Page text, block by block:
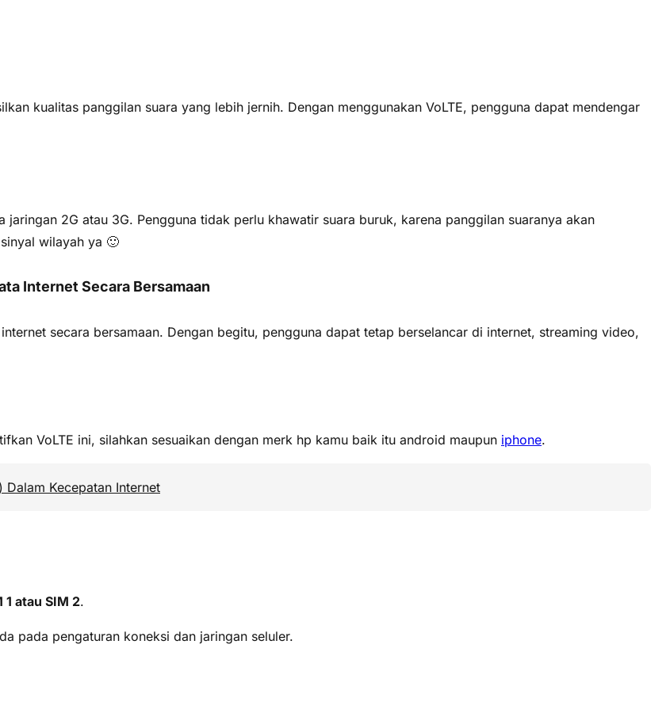
kualitas panggilan suara yang lebih jernih. Dengan menggunakan VoLTE, pengguna dapat mendengar
jaringan 2G atau 3G. Pengguna tidak perlu khawatir suara buruk, karena panggilan suaranya akan
wilayah ya 🙂
Internet Secara Bersamaan
secara bersamaan. Dengan begitu, pengguna dapat tetap berselancar di internet, streaming video,
VoLTE ini, silahkan sesuaikan dengan merk hp kamu baik itu android maupun iphone.
Kecepatan Internet
1 atau SIM 2.
pada pengaturan koneksi dan jaringan seluler.